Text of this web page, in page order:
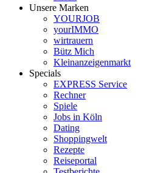
Unsere Marken
YOURJOB
yourIMMO
wirtrauern
Bütz Mich
Kleinanzeigenmarkt
Specials
EXPRESS Service
Rechner
Spiele
Jobs in Köln
Dating
Shoppingwelt
Rezepte
Reiseportal